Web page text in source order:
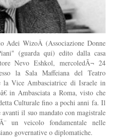
Adei WizoÂ (Associazione Donne
(guarda qui) edito dalla casa
Nevo Eshkol, mercoledÃ¬ 24
la Sala Maffeiana del Teatro
Vice Ambasciatrice di Israele in
in Ambasciata a Roma, visto che
Culturale fino a pochi anni fa. Il
il suo mandato con magistrale
un veicolo fondamentale nelle
governative o diplomatiche.